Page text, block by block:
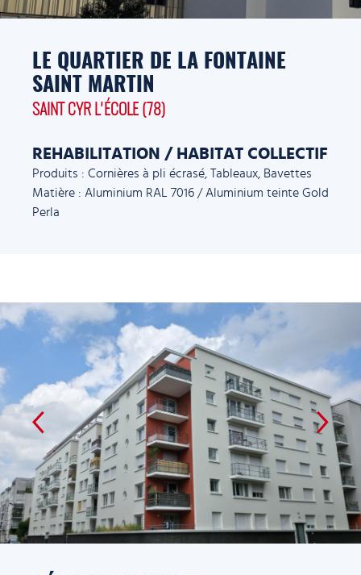
LE QUARTIER DE LA FONTAINE
SAINT MARTIN
SAINT CYR L'ÉCOLE (78)
REHABILITATION / HABITAT COLLECTIF
Produits : Cornières à pli écrasé, Tableaux, Bavettes
Matière : Aluminium RAL 7016 / Aluminium teinte Gold
Perla